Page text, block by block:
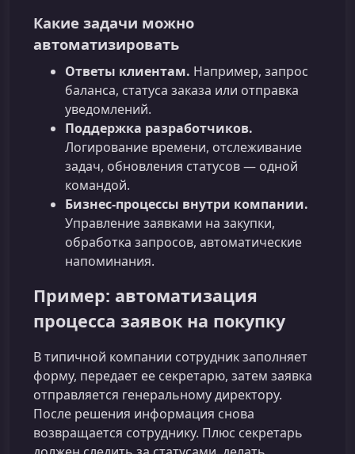
Какие задачи можно
автоматизировать
Ответы клиентам. Например, запрос
баланса, статуса заказа или отправка
уведомлений.
Поддержка разработчиков.
Логирование времени, отслеживание
задач, обновления статусов — одной
командой.
Бизнес‑процессы внутри компании.
Управление заявками на закупки,
обработка запросов, автоматические
напоминания.
Пример: автоматизация
процесса заявок на покупку
В типичной компании сотрудник заполняет
форму, передает ее секретарю, затем заявка
отправляется генеральному директору.
После решения информация снова
возвращается сотруднику. Плюс секретарь